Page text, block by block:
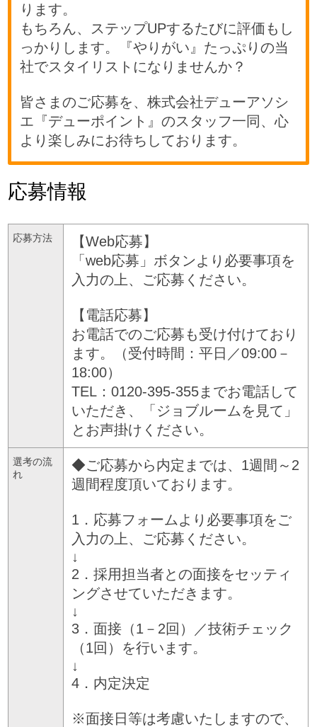
ります。
もちろん、ステップUPするたびに評価もし
っかりします。『やりがい』たっぷりの当
社でスタイリストになりませんか？
皆さまのご応募を、株式会社デューアソシ
エ『デューポイント』のスタッフ一同、心
より楽しみにお待ちしております。
応募情報
応募方法
【Web応募】
「web応募」ボタンより必要事項を
入力の上、ご応募ください。
【電話応募】
お電話でのご応募も受け付けており
ます。（受付時間：平日／09:00－
18:00）
TEL：0120-395-355までお電話して
いただき、「ジョブルームを見て」
とお声掛けください。
選考の流
れ
◆ご応募から内定までは、1週間～2
週間程度頂いております。
1．応募フォームより必要事項をご
入力の上、ご応募ください。
↓
2．採用担当者との面接をセッティ
ングさせていただきます。
↓
3．面接（1－2回）／技術チェック
（1回）を行います。
↓
4．内定決定
※面接日等は考慮いたしますので、